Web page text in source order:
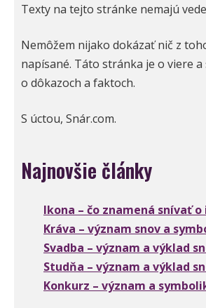
Texty na tejto stránke nemajú
Nemôžem nijako dokázať nič z
napísané. Táto stránka je o viere
o dôkazoch a faktoch.
S úctou, Snár.com.
Najnovšie články
Ikona – čo znamená snívať o
Kráva – význam snov a
Svadba – význam a výklad
Studňa – význam a výklad
Konkurz – význam a